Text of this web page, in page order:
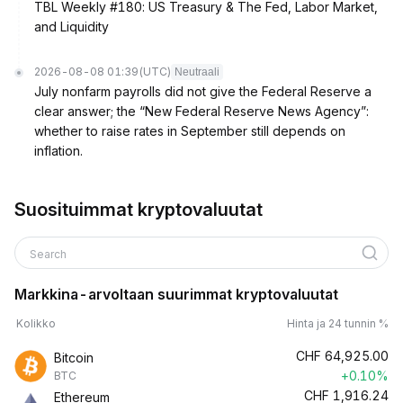
TBL Weekly #180: US Treasury & The Fed, Labor Market,
and Liquidity
2026-08-08 01:39 (UTC) Neutraali
July nonfarm payrolls did not give the Federal Reserve a
clear answer; the “New Federal Reserve News Agency”:
whether to raise rates in September still depends on
inflation.
Suosituimmat kryptovaluutat
Search
Markkina-arvoltaan suurimmat kryptovaluutat
Kolikko Hinta ja 24 tunnin %
Bitcoin
BTC
CHF 64,925.00
+0.10%
Ethereum
CHF 1,916.24